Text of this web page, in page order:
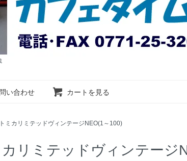
い合わせ カートを見る
トミカリミテッドヴィンテージNEO(1～100)
カリミテッドヴィンテージ